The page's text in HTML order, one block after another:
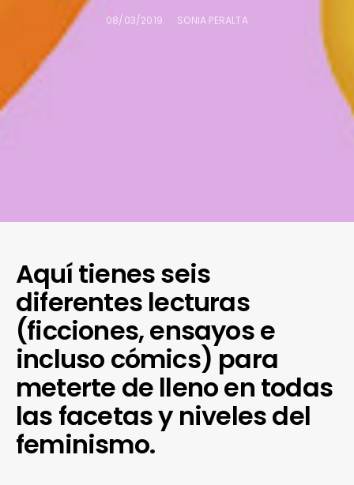
08/03/2019 SONIA PERALTA
Aquí tienes seis
diferentes lecturas
(ficciones, ensayos e
incluso cómics) para
meterte de lleno en todas
las facetas y niveles del
feminismo.